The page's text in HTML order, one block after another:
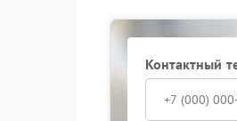
Контактный